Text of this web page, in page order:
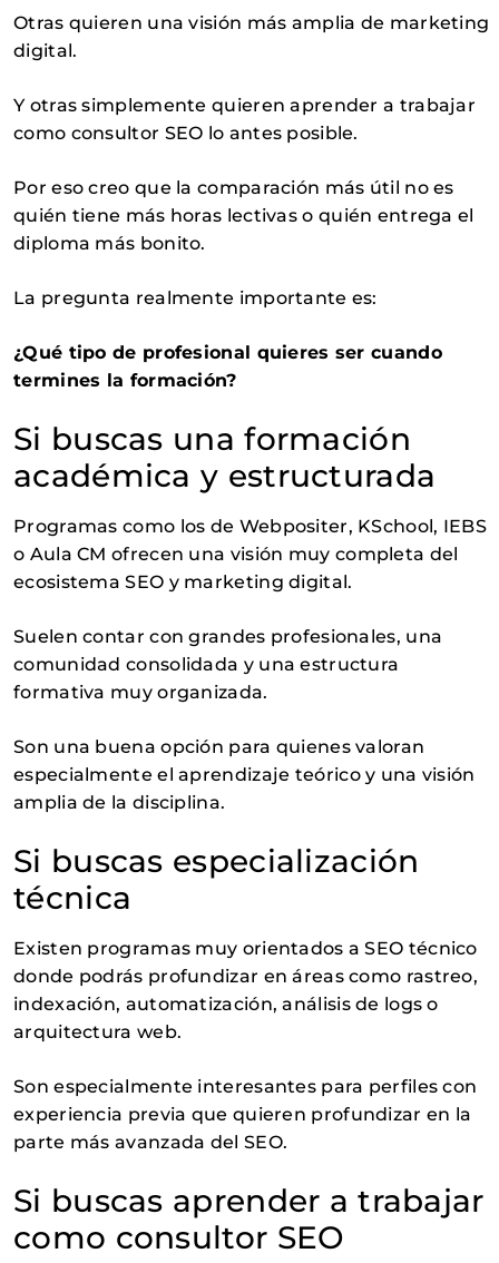
Otras quieren una visión más amplia de marketing
digital.
Y otras simplemente quieren aprender a trabajar
como consultor SEO lo antes posible.
Por eso creo que la comparación más útil no es
quién tiene más horas lectivas o quién entrega el
diploma más bonito.
La pregunta realmente importante es:
¿Qué tipo de profesional quieres ser cuando
termines la formación?
Si buscas una formación
académica y estructurada
Programas como los de Webpositer, KSchool, IEBS
o Aula CM ofrecen una visión muy completa del
ecosistema SEO y marketing digital.
Suelen contar con grandes profesionales, una
comunidad consolidada y una estructura
formativa muy organizada.
Son una buena opción para quienes valoran
especialmente el aprendizaje teórico y una visión
amplia de la disciplina.
Si buscas especialización
técnica
Existen programas muy orientados a SEO técnico
donde podrás profundizar en áreas como rastreo,
indexación, automatización, análisis de logs o
arquitectura web.
Son especialmente interesantes para perfiles con
experiencia previa que quieren profundizar en la
parte más avanzada del SEO.
Si buscas aprender a trabajar
como consultor SEO